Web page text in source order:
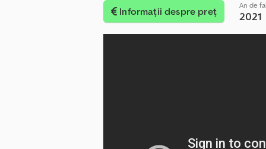
Informații despre preț
An de
2021